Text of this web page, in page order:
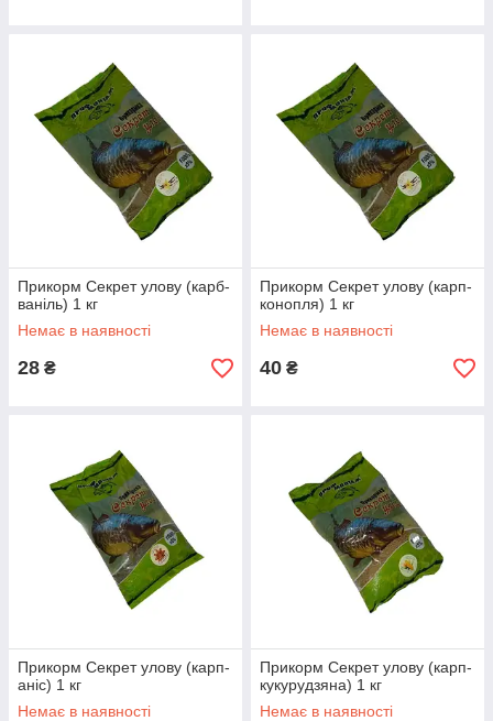
Прикорм Секрет улову (карб-
ваніль) 1 кг
Немає в наявності
28 ₴
Прикорм Секрет улову (карп-
конопля) 1 кг
Немає в наявності
40 ₴
Прикорм Секрет улову (карп-
аніс) 1 кг
Немає в наявності
Прикорм Секрет улову (карп-
кукурудзяна) 1 кг
Немає в наявності